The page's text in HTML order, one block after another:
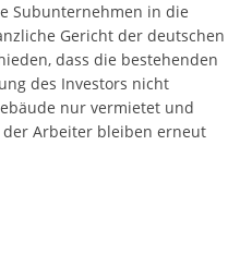
Subunternehmen in die
Gericht der deutschen
dass die bestehenden
des Investors nicht
nur vermietet und
Arbeiter bleiben erneut